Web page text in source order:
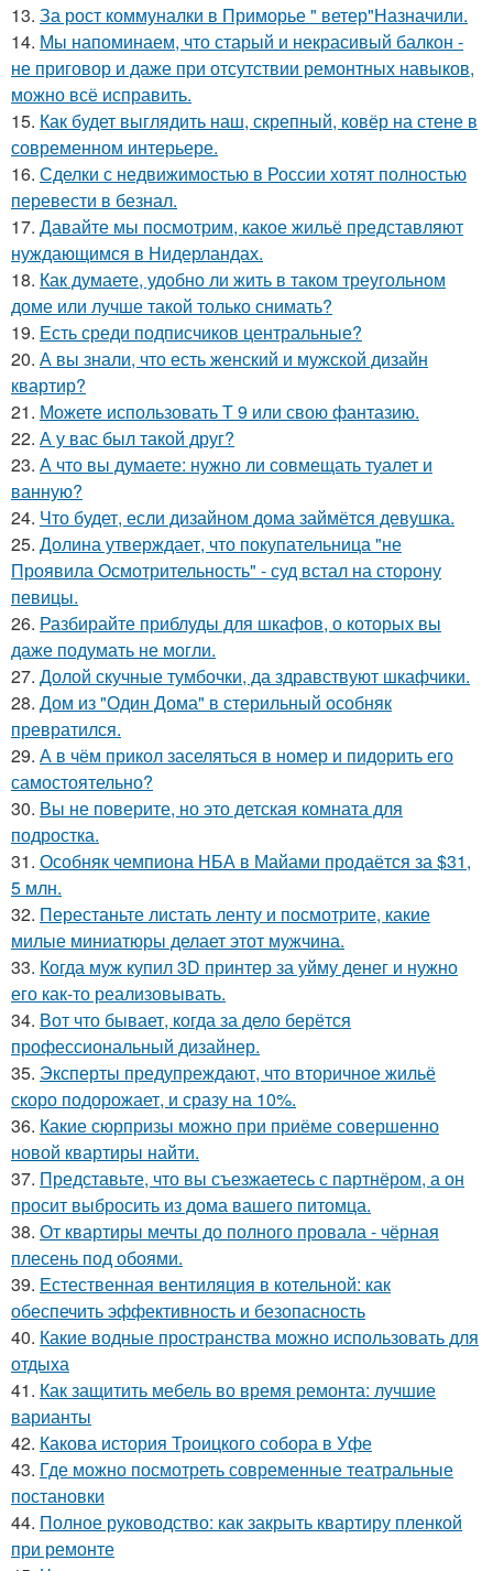
13. За рост коммуналки в Приморье " ветер"Назначили.
14. Мы напоминаем, что старый и некрасивый балкон -
не приговор и даже при отсутствии ремонтных навыков,
можно всё исправить.
15. Как будет выглядить наш, скрепный, ковёр на стене в
современном интерьере.
16. Сделки с недвижимостью в России хотят полностью
перевести в безнал.
17. Давайте мы посмотрим, какое жильё представляют
нуждающимся в Нидерландах.
18. Как думаете, удобно ли жить в таком треугольном
доме или лучше такой только снимать?
19. Есть среди подписчиков центральные?
20. А вы знали, что есть женский и мужской дизайн
квартир?
21. Можете использовать Т 9 или свою фантазию.
22. А у вас был такой друг?
23. А что вы думаете: нужно ли совмещать туалет и
ванную?
24. Что будет, если дизайном дома займётся девушка.
25. Долина утверждает, что покупательница "не
Проявила Осмотрительность" - суд встал на сторону
певицы.
26. Разбирайте приблуды для шкафов, о которых вы
даже подумать не могли.
27. Долой скучные тумбочки, да здравствуют шкафчики.
28. Дом из "Один Дома" в стерильный особняк
превратился.
29. А в чём прикол заселяться в номер и пидорить его
самостоятельно?
30. Вы не поверите, но это детская комната для
подростка.
31. Особняк чемпиона НБА в Майами продаётся за $31,
5 млн.
32. Перестаньте листать ленту и посмотрите, какие
милые миниатюры делает этот мужчина.
33. Когда муж купил 3D принтер за уйму денег и нужно
его как-то реализовывать.
34. Вот что бывает, когда за дело берётся
профессиональный дизайнер.
35. Эксперты предупреждают, что вторичное жильё
скоро подорожает, и сразу на 10%.
36. Какие сюрпризы можно при приёме совершенно
новой квартиры найти.
37. Представьте, что вы съезжаетесь с партнёром, а он
просит выбросить из дома вашего питомца.
38. От квартиры мечты до полного провала - чёрная
плесень под обоями.
39. Естественная вентиляция в котельной: как
обеспечить эффективность и безопасность
40. Какие водные пространства можно использовать для
отдыха
41. Как защитить мебель во время ремонта: лучшие
варианты
42. Какова история Троицкого собора в Уфе
43. Где можно посмотреть современные театральные
постановки
44. Полное руководство: как закрыть квартиру пленкой
при ремонте